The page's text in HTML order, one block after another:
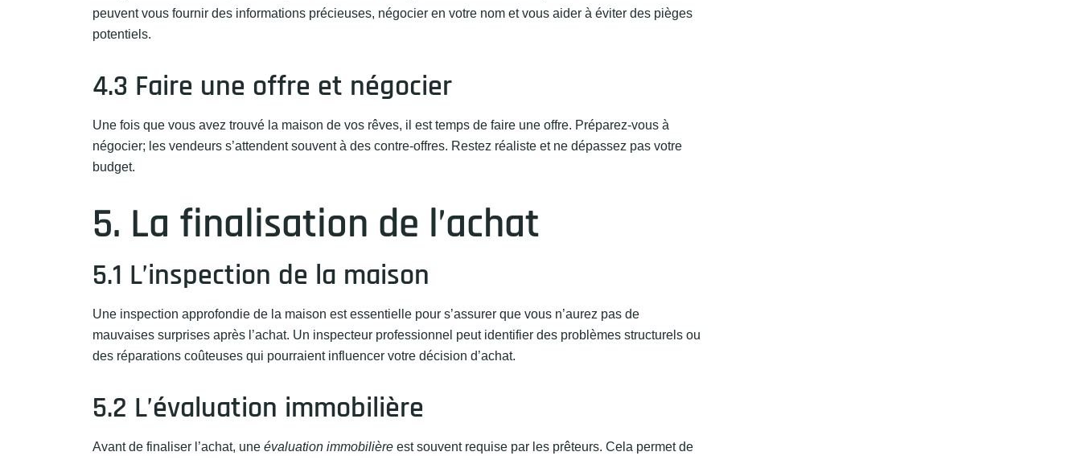
peuvent vous fournir des informations précieuses, négocier en votre nom et vous aider à éviter des pièges
potentiels.
4.3 Faire une offre et négocier
Une fois que vous avez trouvé la maison de vos rêves, il est temps de faire une offre. Préparez-vous à
négocier; les vendeurs s’attendent souvent à des contre-offres. Restez réaliste et ne dépassez pas votre
budget.
5. La finalisation de l’achat
5.1 L’inspection de la maison
Une inspection approfondie de la maison est essentielle pour s’assurer que vous n’aurez pas de
mauvaises surprises après l’achat. Un inspecteur professionnel peut identifier des problèmes structurels ou
des réparations coûteuses qui pourraient influencer votre décision d’achat.
5.2 L’évaluation immobilière
Avant de finaliser l’achat, une évaluation immobilière est souvent requise par les prêteurs. Cela permet de